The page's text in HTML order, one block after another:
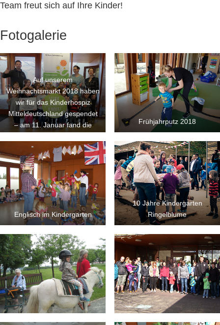
Team freut sich auf Ihre Kinder!
Fotogalerie
Auf unserem
Weihnachtsmarkt 2018 haben
wir für das Kinderhospiz
Mitteldeutschland gespendet
– am 11. Januar fand die
statt. 371 Euro sind
zugunsten der schwerkranken
Kinder, Jugendlichen und
ihren Familien zusammen
gekommen.
Frühjahrputz 2018
Englisch im Kindergarten
10 Jahre Kindergarten
Ringelblume